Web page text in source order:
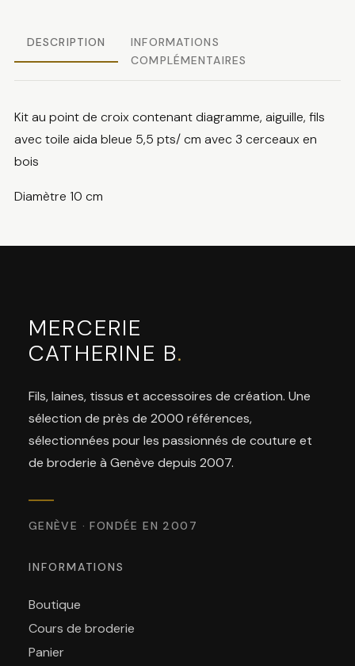
DESCRIPTION
INFORMATIONS
COMPLÉMENTAIRES
Kit au point de croix contenant diagramme, aiguille, fils
avec toile aida bleue 5,5 pts/ cm avec 3 cerceaux en
bois
Diamètre 10 cm
MERCERIE
CATHERINE B.
Fils, laines, tissus et accessoires de création. Une
sélection de près de 2000 références,
sélectionnées pour les passionnés de couture et
de broderie à Genève depuis 2007.
GENÈVE · FONDÉE EN 2007
INFORMATIONS
Boutique
Cours de broderie
Panier